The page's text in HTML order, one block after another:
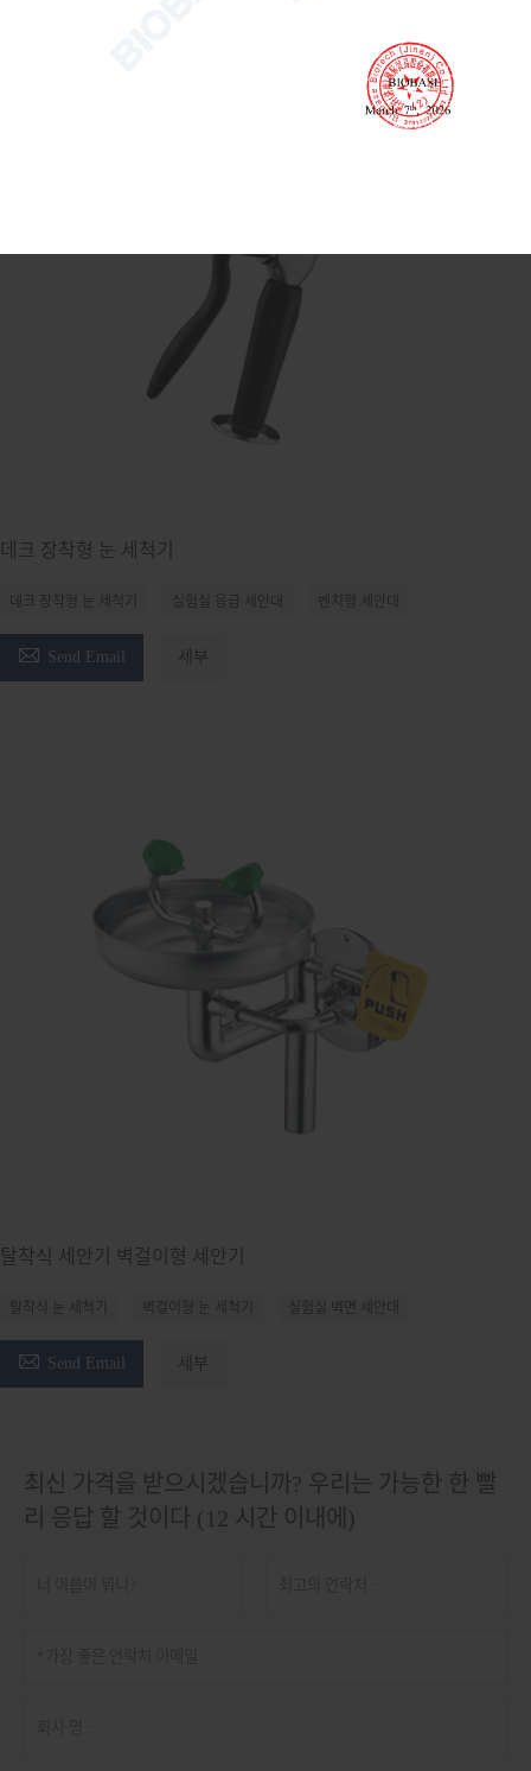
데크 장착형 눈 세척기
데크 장착형 눈 세척기 실험실 응급 세안대 벤치형 세안대
 Send Email 세부
탈착식 세안기 벽걸이형 세안기
탈착식 눈 세척기 벽걸이형 눈 세척기 실험실 벽면 세안대
 Send Email 세부
최신 가격을 받으시겠습니까? 우리는 가능한 한 빨
리 응답 할 것이다 (12 시간 이내에)